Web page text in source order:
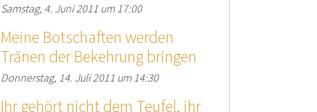
Samstag, 4. Juni 2011 um 17:00
Meine Botschaften werden
Tränen der Bekehrung bringen
Donnerstag, 14. Juli 2011 um 14:30
Ihr gehört nicht dem Teufel, ihr